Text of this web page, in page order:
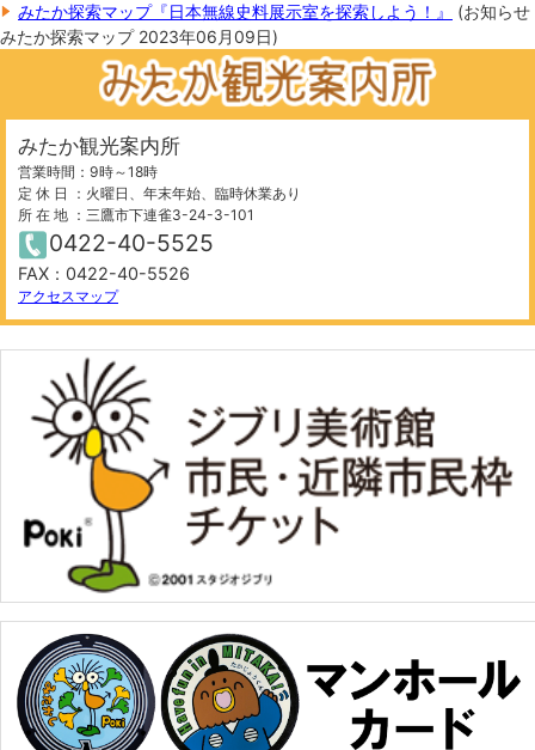
みたか探索マップ『日本無線史料展示室を探索しよう！』
(お知らせ
みたか探索マップ 2023年06月09日)
みたか観光案内所
営業時間：9時～18時
定 休 日 ：火曜日、年末年始、臨時休業あり
所 在 地 ：三鷹市下連雀3-24-3-101
0422-40-5525
FAX：0422-40-5526
アクセスマップ